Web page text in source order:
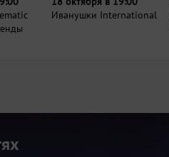
Иванушки International